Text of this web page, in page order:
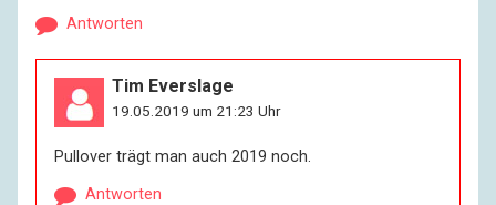
Antworten
Tim Everslage
19.05.2019 um 21:23 Uhr
Pullover trägt man auch 2019 noch.
Antworten